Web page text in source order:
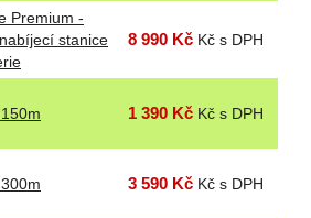
Premium -
stanice
8 990 Kč Kč s DPH
1 390 Kč Kč s DPH
3 590 Kč Kč s DPH